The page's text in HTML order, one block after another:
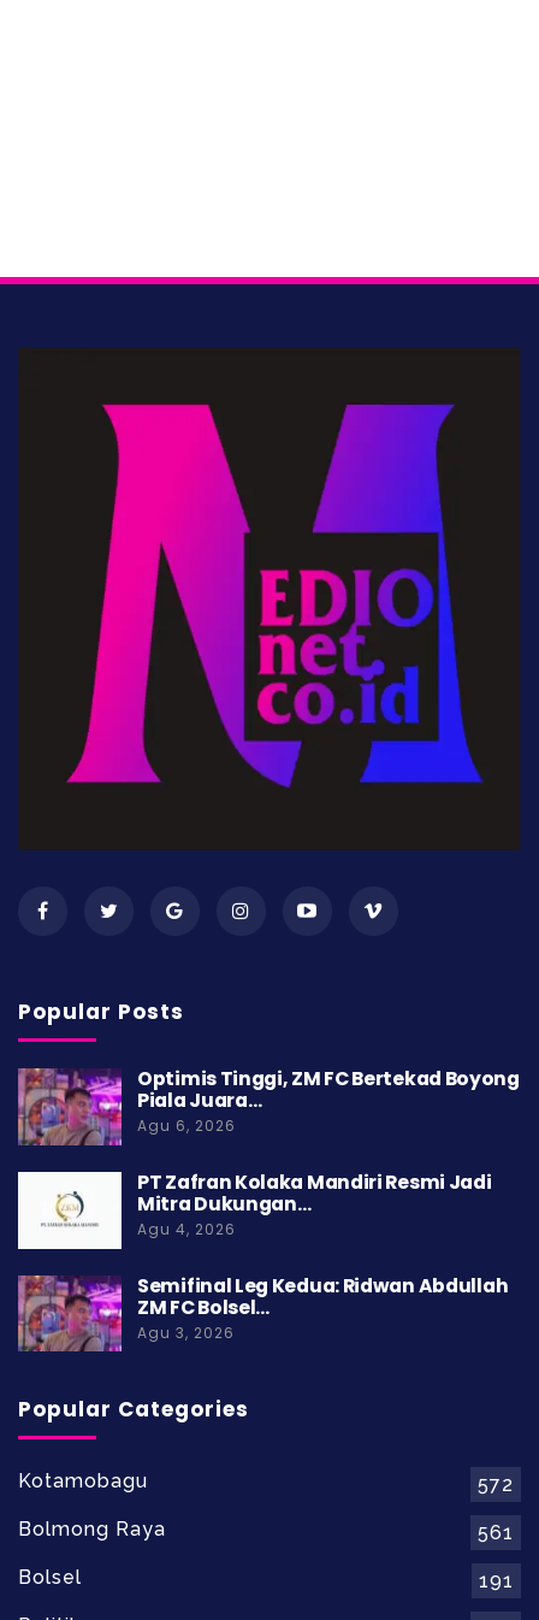
Popular Posts
Optimis Tinggi, ZM FC Bertekad Boyong
Piala Juara…
Agu 6, 2026
PT Zafran Kolaka Mandiri Resmi Jadi
Mitra Dukungan…
Agu 4, 2026
Semifinal Leg Kedua: Ridwan Abdullah
ZM FC Bolsel…
Agu 3, 2026
Popular Categories
Kotamobagu
572
Bolmong Raya
561
Bolsel
191